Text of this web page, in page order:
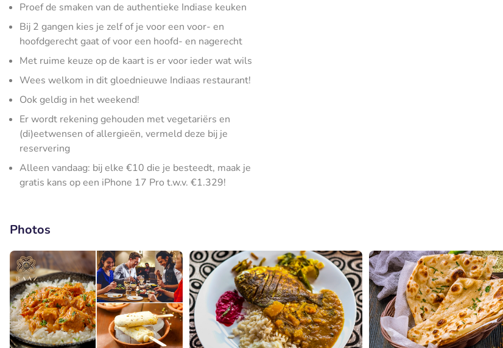
Proef de smaken van de authentieke Indiase keuken
Bij 2 gangen kies je zelf of je voor een voor- en
hoofdgerecht gaat of voor een hoofd- en nagerecht
Met ruime keuze op de kaart is er voor ieder wat wils
Wees welkom in dit gloednieuwe Indiaas restaurant!
Ook geldig in het weekend!
Er wordt rekening gehouden met vegetariërs en
(di)eetwensen of allergieën, vermeld deze bij je
reservering
Alleen vandaag: bij elke €10 die je besteedt, maak je
gratis kans op een iPhone 17 Pro t.w.v. €1.329!
Photos